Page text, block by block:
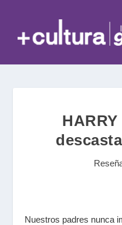
HARRY
Nuestros padres nunca